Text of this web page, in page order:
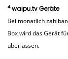
4waipu.tv Geräte
Bei monatlich
Box wird das Gerät
überlassen.